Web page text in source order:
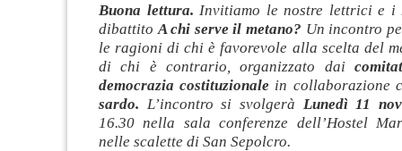
Buona lettura. Invitiamo le nostre lettrici e
dibattito A chi serve il metano? Un incontro
le ragioni di chi è favorevole alla scelta del
di chi è contrario, organizzato dai
democrazia costituzionale in collaborazione
sardo. L’incontro si svolgerà Lunedì 11
16.30 nella sala conferenze dell’Hostel
nelle scalette di San Sepolcro.